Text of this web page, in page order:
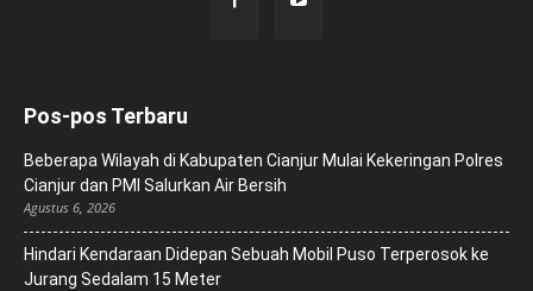
Pos-pos Terbaru
Beberapa Wilayah di Kabupaten Cianjur Mulai Kekeringan Polres
Cianjur dan PMI Salurkan Air Bersih
Agustus 6, 2026
Hindari Kendaraan Didepan Sebuah Mobil Puso Terperosok ke
Jurang Sedalam 15 Meter